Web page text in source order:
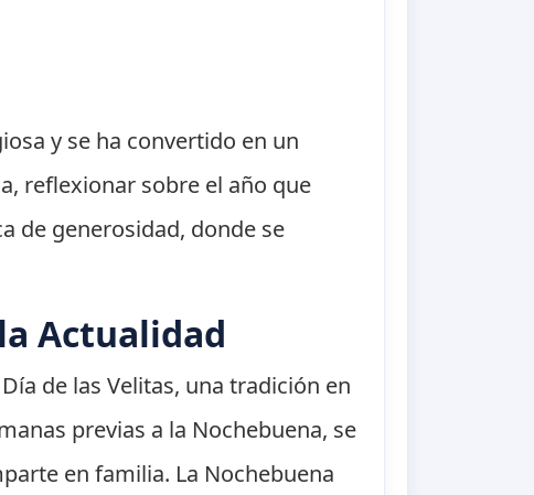
y se ha convertido en un
reflexionar sobre el año que
de generosidad, donde se
Actualidad
de las Velitas, una tradición en
previas a la Nochebuena, se
en familia. La Nochebuena